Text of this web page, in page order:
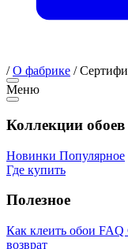
/О фабрике /
Меню
Коллекции обоев
Новинки Популярное
Где купить
Полезное
Как клеить обои FAQ
возврат